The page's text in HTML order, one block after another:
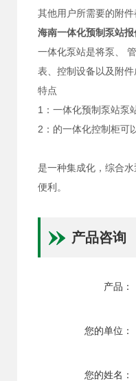
其他用户所需要的附
海南一体化预制泵站报
一体化泵站是将泵、
表、控制设备以及附
特点
1：一体化预制泵站泵
2：的一体化控制柜可
是一种集成化，综合
便利。
产品咨询
产品：
您的单位：
您的姓名：